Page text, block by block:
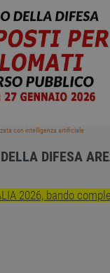
con intelligenza artificiale
DIFESA
2026, bando